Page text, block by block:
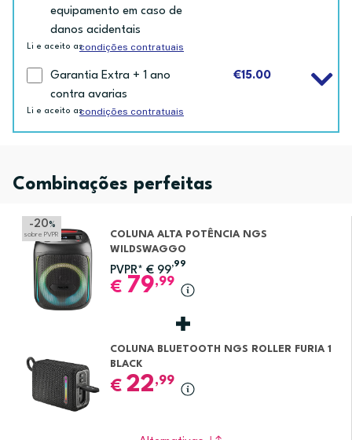
equipamento em caso de
danos acidentais
Li e aceito ascondições contratuais
Garantia Extra + 1 ano
contra avarias
€15.00
Li e aceito ascondições contratuais
Combinações perfeitas
-20 %
sobre PVPR
COLUNA ALTA POTÊNCIA NGS
WILDSWAGGO
PVPR* € 99
,99
€ 79,99
COLUNA BLUETOOTH NGS ROLLER FURIA 1
BLACK
€ 22,99